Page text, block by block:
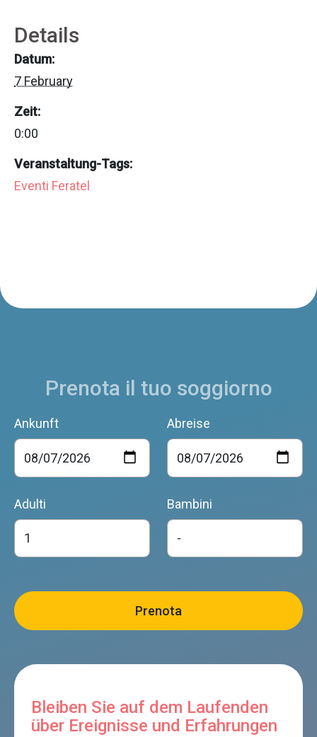
Details
Datum:
7 February
Zeit:
0:00
Veranstaltung-Tags:
Eventi Feratel
Prenota il tuo soggiorno
Ankunft Abreise
Adulti Bambini
Bleiben Sie auf dem Laufenden
über Ereignisse und Erfahrungen